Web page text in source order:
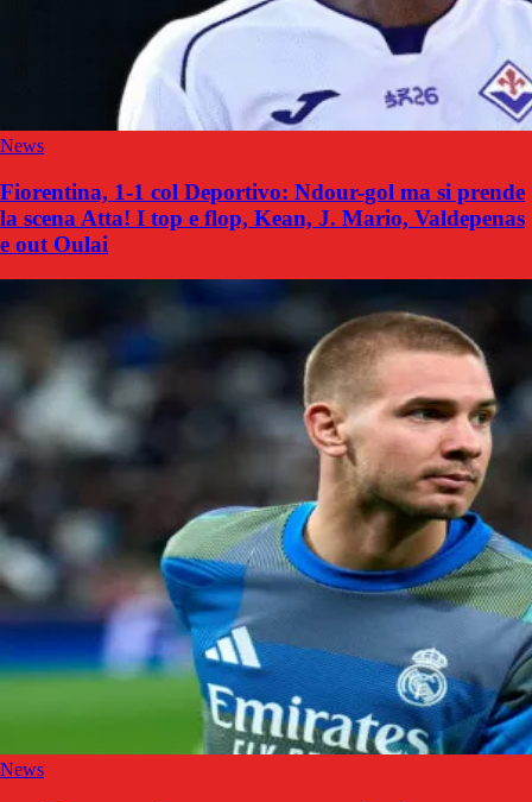
News
Fiorentina, 1-1 col Deportivo: Ndour-gol ma si prende
la scena Atta! I top e flop, Kean, J. Mario, Valdepenas
e out Oulai
News